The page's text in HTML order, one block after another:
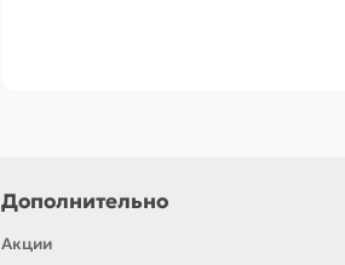
Дополнительно
Акции